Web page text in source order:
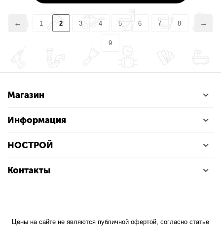
1 2 3 4 5 6 7 8
9
Магазин
Информация
НОСТРОЙ
Контакты
Цены на сайте не являются публичной офертой, согласно статье